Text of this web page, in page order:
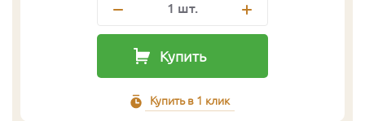
1 шт.
Купить
Купить в 1 клик